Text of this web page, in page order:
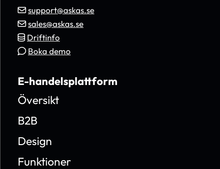
support@askas.se
sales@askas.se
Driftinfo
Boka demo
E-handelsplattform
Översikt
B2B
Design
Funktioner